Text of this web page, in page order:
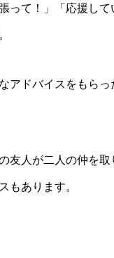
って！」「応援し
アドバイスをもら
友人が二人の仲を
もあります。